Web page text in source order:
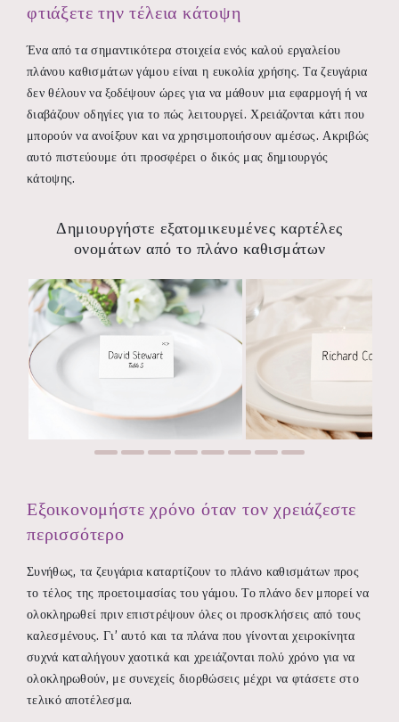
φτιάξετε την τέλεια κάτοψη
Ένα από τα σημαντικότερα στοιχεία ενός καλού εργαλείου
πλάνου καθισμάτων γάμου είναι η ευκολία χρήσης. Τα ζευγάρια
δεν θέλουν να ξοδέψουν ώρες για να μάθουν μια εφαρμογή ή να
διαβάζουν οδηγίες για το πώς λειτουργεί. Χρειάζονται κάτι που
μπορούν να ανοίξουν και να χρησιμοποιήσουν αμέσως. Ακριβώς
αυτό πιστεύουμε ότι προσφέρει ο δικός μας δημιουργός
κάτοψης.
Δημιουργήστε εξατομικευμένες καρτέλες
ονομάτων από το πλάνο καθισμάτων
Εξοικονομήστε χρόνο όταν τον χρειάζεστε
περισσότερο
Συνήθως, τα ζευγάρια καταρτίζουν το πλάνο καθισμάτων προς
το τέλος της προετοιμασίας του γάμου. Το πλάνο δεν μπορεί να
ολοκληρωθεί πριν επιστρέψουν όλες οι προσκλήσεις από τους
καλεσμένους. Γι’ αυτό και τα πλάνα που γίνονται χειροκίνητα
συχνά καταλήγουν χαοτικά και χρειάζονται πολύ χρόνο για να
ολοκληρωθούν, με συνεχείς διορθώσεις μέχρι να φτάσετε στο
τελικό αποτέλεσμα.